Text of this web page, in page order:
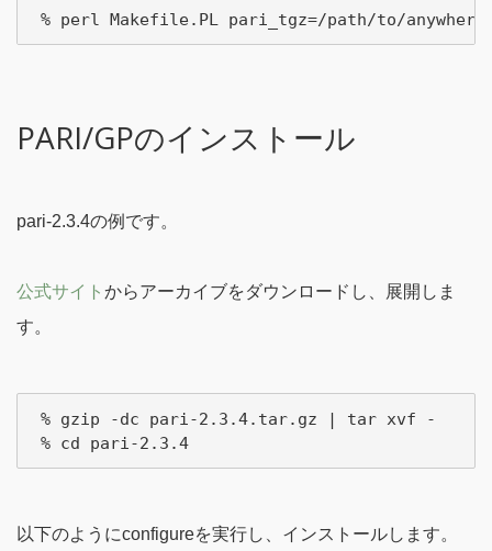
PARI/GPのインストール
pari-2.3.4の例です。
公式サイト からアーカイブをダウンロードし、展開しま
す。
% gzip -dc pari-2.3.4.tar.gz | tar xvf -
% cd pari-2.3.4
以下のようにconfigureを実行し、インストールします。